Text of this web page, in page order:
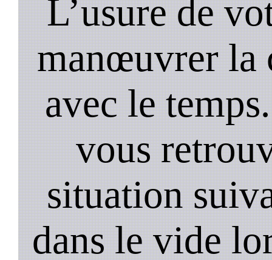
L’usure de
manœuvrer la
avec le
vous
situation
dans le vide